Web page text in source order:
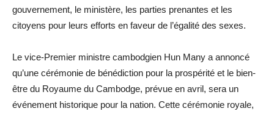
gouvernement, le ministère, les parties prenantes et les
citoyens pour leurs efforts en faveur de l’égalité des sexes.
Le vice-Premier ministre cambodgien Hun Many a annoncé
qu’une cérémonie de bénédiction pour la prospérité et le bien-
être du Royaume du Cambodge, prévue en avril, sera un
événement historique pour la nation. Cette cérémonie royale,